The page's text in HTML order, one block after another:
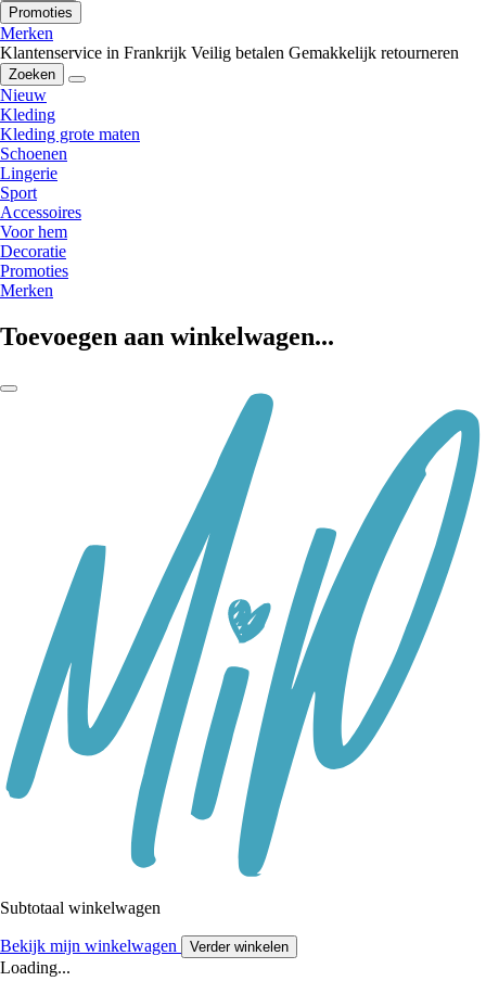
Promoties
Merken
Klantenservice in Frankrijk Veilig betalen Gemakkelijk retourneren
Zoeken
Nieuw
Kleding
Kleding grote maten
Schoenen
Lingerie
Sport
Accessoires
Voor hem
Decoratie
Promoties
Merken
Toevoegen aan winkelwagen...
Subtotaal winkelwagen
Bekijk mijn winkelwagen Verder winkelen
Loading...